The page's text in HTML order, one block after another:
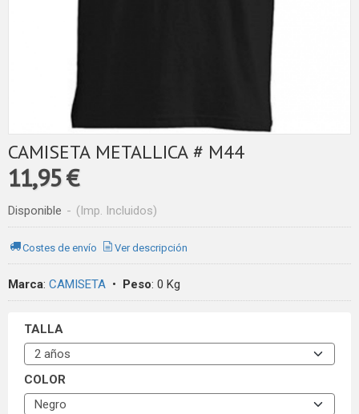
CAMISETA METALLICA # M44
11,95 €
Disponible - (Imp. Incluidos)
Costes de envío Ver descripción
Marca: CAMISETA • Peso: 0 Kg
TALLA
COLOR